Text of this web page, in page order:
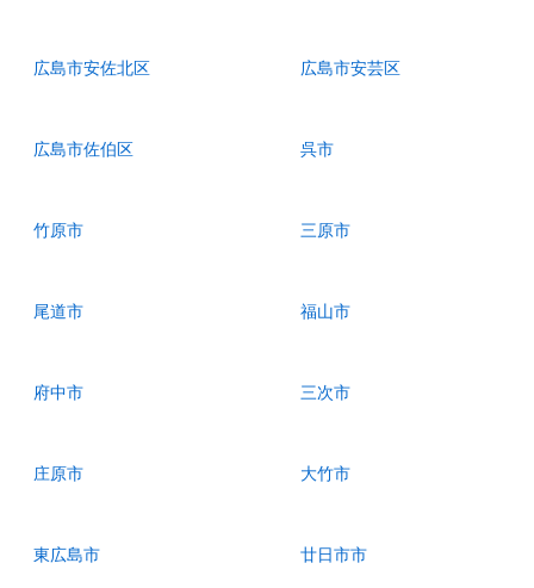
広島市安佐北区 広島市安芸区
広島市佐伯区 呉市
竹原市 三原市
尾道市 福山市
府中市 三次市
庄原市 大竹市
東広島市 廿日市市